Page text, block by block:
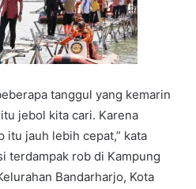
tanggul yang kemarin
jebol kita cari. Karena
itu jauh lebih cepat,” kata
terdampak rob di Kampung
Bandarharjo, Kota